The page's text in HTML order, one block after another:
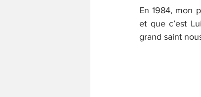
En 1984, mon
et que c’est
grand saint